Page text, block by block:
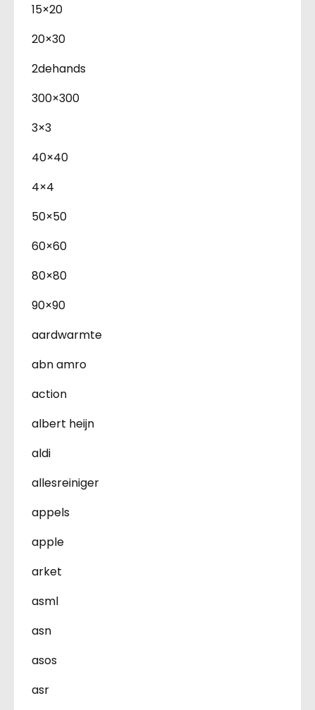
15×20
20×30
2dehands
300×300
3×3
40×40
4×4
50×50
60×60
80×80
90×90
aardwarmte
abn amro
action
albert heijn
aldi
allesreiniger
appels
apple
arket
asml
asn
asos
asr